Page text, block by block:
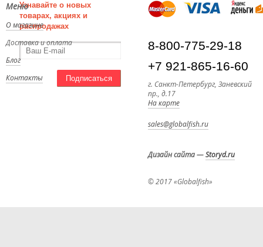
Узнавайте о новых
товарах, акциях и
распродажах
Подписаться
Меню
О магазине
Доставка и оплата
Блог
Контакты
8-800-775-29-18
+7 921-865-16-60
г. Санкт-Петербург, Заневский
пр., д.17
На карте
sales@globalfish.ru
Дизайн сайта—Storyd.ru
© 2017 «Globalfish»